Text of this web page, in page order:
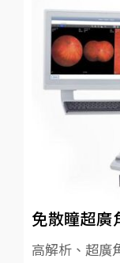
免散瞳超廣
高解析、超廣